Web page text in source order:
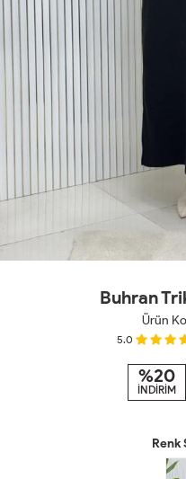
Buhran
Ürün
5.0
%20
İNDİRİM
Renk